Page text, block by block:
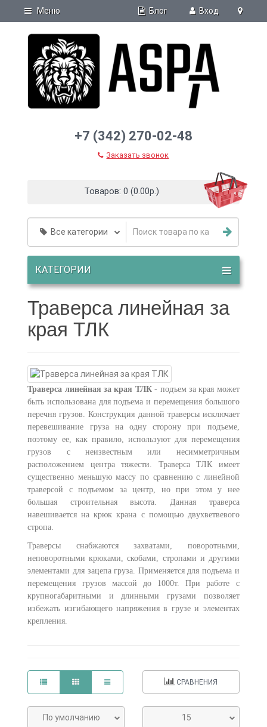
Блог Вход
Меню
+7 (342) 270-02-48
Заказать звонок
Товаров: 0 (0.00р.)
Все категории
КАТЕГОРИИ
Траверса линейная за
края ТЛК
Траверса линейная за края ТЛК- подъем за края может
быть использована для подъема и перемещения большого
перечня грузов. Конструкция данной траверсы исключает
перевешивание груза на одну сторону при подъеме,
поэтому ее, как правило, используют для перемещения
грузов с неизвестным или несимметричным
расположением центра тяжести. Траверса ТЛК имеет
существенно меньшую массу по сравнению с линейной
траверсой с подъемом за центр, но при этом у нее
большая строительная высота. Данная траверса
навешивается на крюк крана с помощью двухветвевого
стропа.
Траверсы снабжаются захватами, поворотными,
неповоротными крюками, скобами, стропами и другими
элементами для зацепа груза. Применяется для подъема и
перемещения грузов массой до 1000т. При работе с
крупногабаритными и длинными грузами позволяет
избежать изгибающего напряжения в грузе и элементах
крепления.
СРАВНЕНИЯ
15
По умолчанию